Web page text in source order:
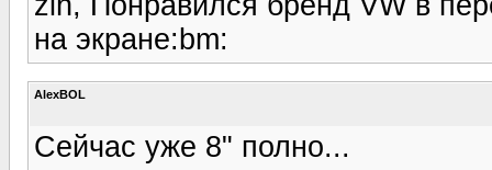
на экране:bm:
AlexBOL
Сейчас уже 8" полно...